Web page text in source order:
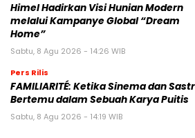
Himel Hadirkan Visi Hunian Modern
melalui Kampanye Global “Dream
Home”
Sabtu, 8 Agu 2026 - 14:26 WIB
Pers Rilis
FAMILIARITÉ: Ketika Sinema dan
Bertemu dalam Sebuah Karya Puitis
Sabtu, 8 Agu 2026 - 14:19 WIB